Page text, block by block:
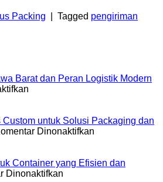
Packing Tagged pengiriman
Barat dan Peran Logistik Modern
Jawa
Barat
Logistik
Modern
Custom untuk Solusi Packaging dan
Dinonaktifkan
Custom
Container yang Efisien dan
Dinonaktifkan